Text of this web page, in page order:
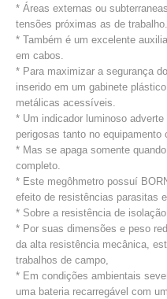
* Áreas externas ou
tensões próximas as de trabalho.
* Também é um excelente
em cabos.
* Para maximizar a segurança
inserido em um gabinete
metálicas acessíveis.
* Um indicador luminoso
perigosas tanto no
* Mas se apaga somente
completo.
* Este megôhmetro possuí
efeito de resistências parasitas
* Sobre a resistência de
* Por suas dimensões e peso
da alta resistência mecânica,
trabalhos de campo,
* Em condições ambientais
uma bateria recarregável com